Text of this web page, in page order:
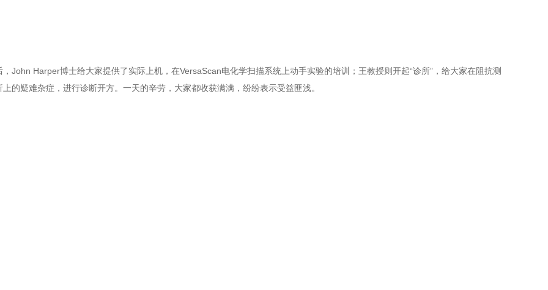
，John Harper博士给大家提供了实际上机，在VersaScan电化学扫描系统上动手实验的培训；王教授则开起“诊所”，给大家在阻抗测
上的疑难杂症，进行诊断开方。一天的辛劳，大家都收获满满，纷纷表示受益匪浅。